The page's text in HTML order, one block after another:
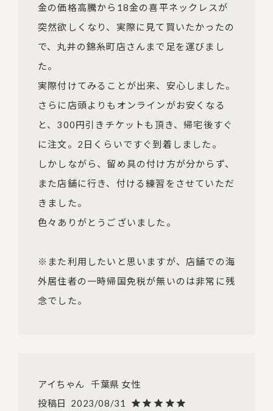
金の価格高騰から18金の喜平ネックレスが
突然欲しくなり、実際に見て買いたかったの
で、丸井の錦糸町店さんまで足を運びまし
た。
実際付けてみることが出来、安心しました。
さらに店頭よりもオンラインがお安くなる
と、300円引きチケットも頂き、帰宅後すぐ
に注文。2日くらいですぐ到着しました。
しかしながら、留め具の付け方が分からず、
また店舗に行き、付ける練習をさせていただ
きました。
色々ありがとうございました。
※また利用したいと思いますが、店舗での海
外居住者の一時帰国免税が無いのは非常に残
アイちゃん 千葉県 女性
投稿日
2023/08/31